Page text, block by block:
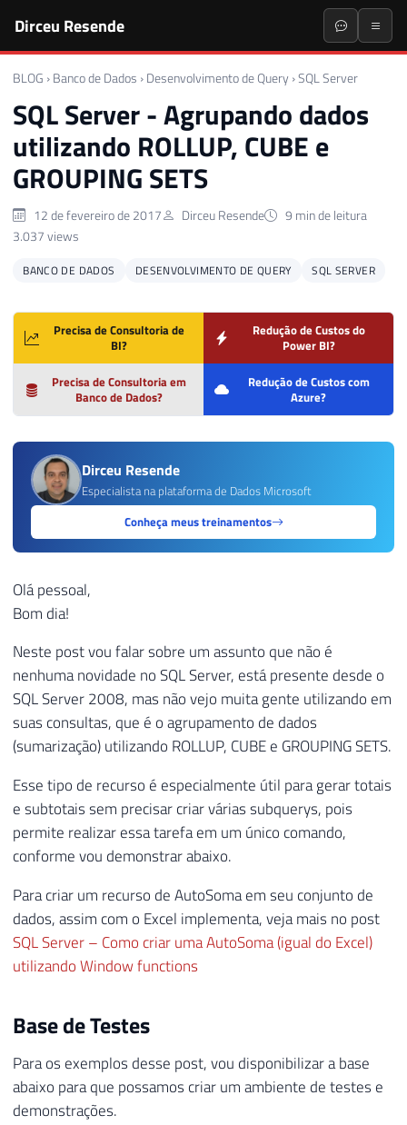
Dirceu Resende
BLOG › Banco de Dados › Desenvolvimento de Query ›SQL Server
SQL Server - Agrupando dados
utilizando ROLLUP, CUBE e
GROUPING SETS
12 de fevereiro de 2017 Dirceu Resende
9 min de leitura
3.037 views
BANCO DE DADOS DESENVOLVIMENTO DE QUERY SQL SERVER
Precisa de Consultoria de
BI?
Redução de Custos do
Power BI?
Precisa de Consultoria em
Banco de Dados?
Redução de Custos com
Azure?
Dirceu Resende
Especialista na plataforma de Dados Microsoft
Conheça meus treinamentos
Olá pessoal,
Bom dia!
Neste post vou falar sobre um assunto que não é
nenhuma novidade no SQL Server, está presente desde o
SQL Server 2008, mas não vejo muita gente utilizando em
suas consultas, que é o agrupamento de dados
(sumarização) utilizando ROLLUP, CUBE e GROUPING SETS.
Esse tipo de recurso é especialmente útil para gerar totais
e subtotais sem precisar criar várias subquerys, pois
permite realizar essa tarefa em um único comando,
conforme vou demonstrar abaixo.
Para criar um recurso de AutoSoma em seu conjunto de
dados, assim com o Excel implementa, veja mais no post
SQL Server – Como criar uma AutoSoma (igual do Excel)
utilizando Window functions
Base de Testes
Para os exemplos desse post, vou disponibilizar a base
abaixo para que possamos criar um ambiente de testes e
demonstrações.